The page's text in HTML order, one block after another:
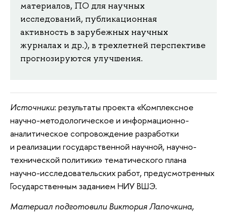
материалов, ПО для научных
исследований, публикационная
активность в зарубежных научных
журналах и др.), в трехлетней перспективе
прогнозируются улучшения.
Источники: результаты проекта «Комплексное
научно-методологическое и информационно-
аналитическое сопровождение разработки
и реализации государственной научной, научно-
технической политики» тематического плана
научно-исследовательских работ, предусмотренных
Государственным заданием НИУ ВШЭ.
Материал подготовили Виктория Лапочкина,